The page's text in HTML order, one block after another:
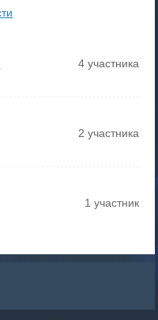
4 участника
2 участника
1 участник